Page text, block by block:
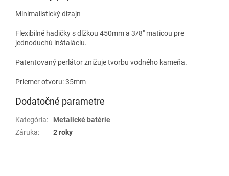
Minimalistický dizajn
Flexibilné hadičky s dlžkou 450mm a 3/8" maticou pre
jednoduchú inštaláciu.
Patentovaný perlátor znižuje tvorbu vodného kameňa.
Priemer otvoru: 35mm
Dodatočné parametre
Kategória:
Metalické batérie
Záruka: 2 roky